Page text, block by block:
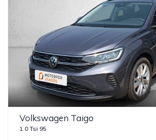
Volkswagen Taigo
1.0 Tsi 95